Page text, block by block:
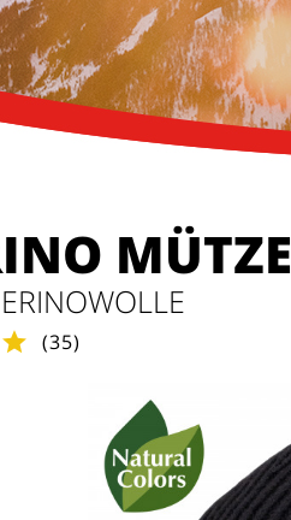
MÜTZE
(35)